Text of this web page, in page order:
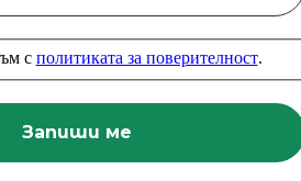
с политиката за поверителност.